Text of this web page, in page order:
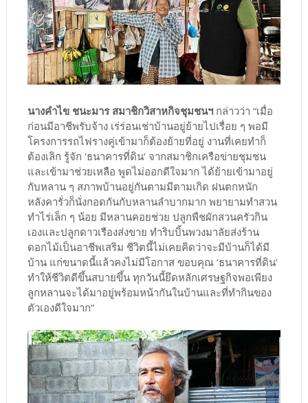
นางคำไข ชนะมาร สมาชิกวิสาหกิจชุมชนฯกล่าวว่า “เมื่อ
ก่อนมีอาชีพรับจ้าง เร่ร่อนเช่าบ้านอยู่ย้ายไปเรื่อย ๆ พอมี
โครงการรถไฟรางคู่เข้ามาก็ต้องย้ายที่อยู่ งานที่เคยทำก็
ต้องเลิก รู้จัก ‘ธนาคารที่ดิน’ จากสมาชิกเครือข่ายชุมชน
และเข้ามาช่วยเหลือ พูดไม่ออกดีใจมาก ได้ย้ายเข้ามาอยู่
กับหลาน ๆ สภาพบ้านอยู่กันตามมีตามเกิด ฝนตกหนัก
หลังคารั่วก็นั่งกอดกันกับหลานลำบากมาก พยายามทำสวน
ทำไร่เล็ก ๆ น้อย มีหลานคอยช่วย ปลูกพืชผักสวนครัวกิน
เองและปลูกดาวเรืองส่งขาย ทำริบบิ้นพวงมาลัยส่งร้าน
ดอกไม้เป็นอาชีพเสริม ชีวิตนี้ไม่เคยคิดว่าจะมีบ้านก็ได้มี
บ้าน แก่ขนาดนี้แล้วคงไม่มีโอกาส ขอบคุณ ‘ธนาคารที่ดิน’
ทำให้ชีวิตดีขึ้นสบายขึ้น ทุกวันนี้ยึดหลักเศรษฐกิจพอเพียง
ลูกหลานจะได้มาอยู่พร้อมหน้ากันในบ้านและที่ทำกินของ
ตัวเองดีใจมาก”